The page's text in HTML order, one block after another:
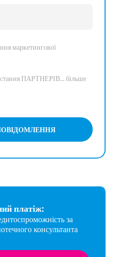
маркетингової
ПАРТНЕРІВ...більше
платіж:
за
консультанта